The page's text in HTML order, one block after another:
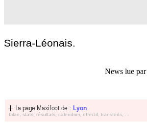
Sierra-Léonais.
News lue par
la page Maxifoot de : Lyon
bilan, stats, résultats, calendrier, effectif, transferts, ...